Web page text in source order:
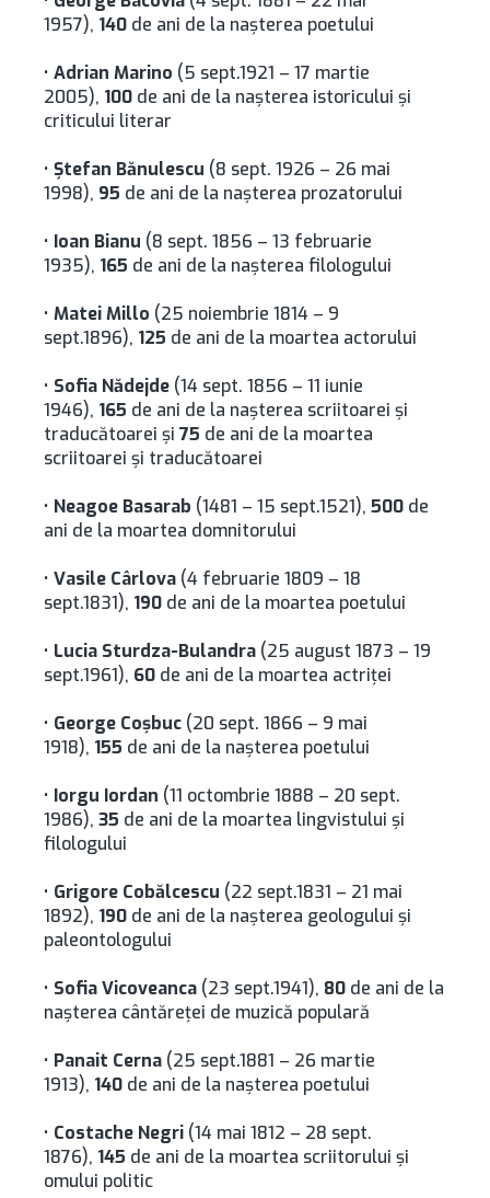
1957), 140 de ani de la naşterea poetului
• Adrian Marino (5 sept.1921 – 17 martie
2005), 100 de ani de la naşterea istoricului şi
criticului literar
• Ştefan Bănulescu (8 sept. 1926 – 26 mai
1998), 95 de ani de la naşterea prozatorului
• Ioan Bianu (8 sept. 1856 – 13 februarie
1935), 165 de ani de la naşterea filologului
• Matei Millo (25 noiembrie 1814 – 9
sept.1896), 125 de ani de la moartea actorului
• Sofia Nădejde (14 sept. 1856 – 11 iunie
1946), 165 de ani de la naşterea scriitoarei şi
traducătoarei și 75 de ani de la moartea
scriitoarei și traducătoarei
• Neagoe Basarab (1481 – 15 sept.1521), 500 de
ani de la moartea domnitorului
• Vasile Cârlova (4 februarie 1809 – 18
sept.1831), 190 de ani de la moartea poetului
• Lucia Sturdza-Bulandra (25 august 1873 – 19
sept.1961), 60 de ani de la moartea actriţei
• George Coşbuc (20 sept. 1866 – 9 mai
1918), 155 de ani de la naşterea poetului
• Iorgu Iordan (11 octombrie 1888 – 20 sept.
1986), 35 de ani de la moartea lingvistului şi
filologului
• Grigore Cobălcescu (22 sept.1831 – 21 mai
1892), 190 de ani de la naşterea geologului şi
paleontologului
• Sofia Vicoveanca (23 sept.1941), 80 de ani de la
naşterea cântăreţei de muzică populară
• Panait Cerna (25 sept.1881 – 26 martie
1913), 140 de ani de la naşterea poetului
• Costache Negri (14 mai 1812 – 28 sept.
1876), 145 de ani de la moartea scriitorului şi
omului politic